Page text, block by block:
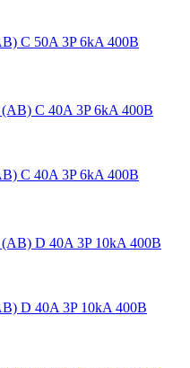
C 50A 3P 6kA 400В
C 40A 3P 6kA 400В
D 40A 3P 10kA 400В